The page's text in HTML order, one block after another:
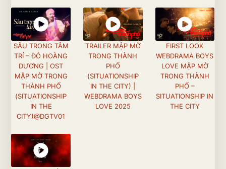
SÂU TRONG TÂM
TRÍ – ĐỖ HOÀNG
DƯƠNG | OST
MẬP MỜ TRONG
THÀNH PHỐ
(SITUATIONSHIP
IN THE
CITY)@DGTV01
TRAILER MẬP MỜ
TRONG THÀNH
PHỐ
(SITUATIONSHIP
IN THE CITY) |
WEBDRAMA BOYS
LOVE 2025
FIRST LOOK
WEBDRAMA BOYS
LOVE MẬP MỜ
TRONG THÀNH
PHỐ –
SITUATIONSHIP IN
THE CITY